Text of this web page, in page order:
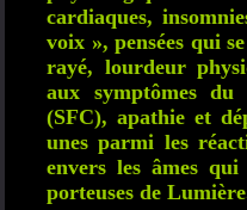
cardiaques,
voix », pensées qui
rayé, lourdeur
aux symptômes
(SFC), apathie et
unes parmi les
envers les âmes
porteuses de